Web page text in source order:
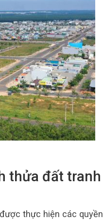
thửa đất tranh
thực hiện các quyền